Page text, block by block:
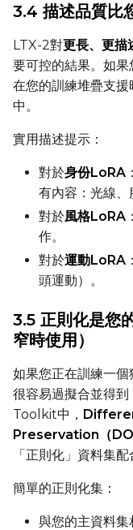
3.4 描述品質比
LTX-2對更長、更描
要可控的結果。如
在您的訓練堆疊支援
中。
實用描述提示：
對於身份LoRA
有內容：光線、
對於風格LoRA
作。
對於運動LoRA
頭運動）。
3.5 正則化是您
窄時使用）
如果您正在訓練一個
很容易過擬合並得
Toolkit中，
Preservation（
「正則化」資料集配
簡單的正則化集：
與您的主資料